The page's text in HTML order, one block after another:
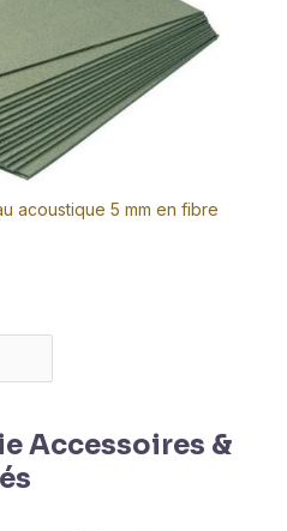
acoustique 5 mm en fibre
Accessoires &